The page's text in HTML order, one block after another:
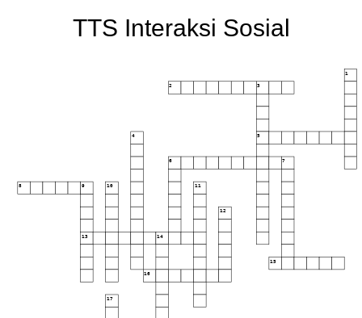
TTS Interaksi Sosial
1
2 3
4 5
6 7
8 9 10 11
12
13 14
15
16
17